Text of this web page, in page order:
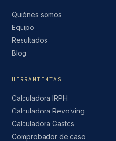
Quiénes somos
Equipo
Resultados
Blog
HERRAMIENTAS
Calculadora IRPH
Calculadora Revolving
Calculadora Gastos
Comprobador de caso